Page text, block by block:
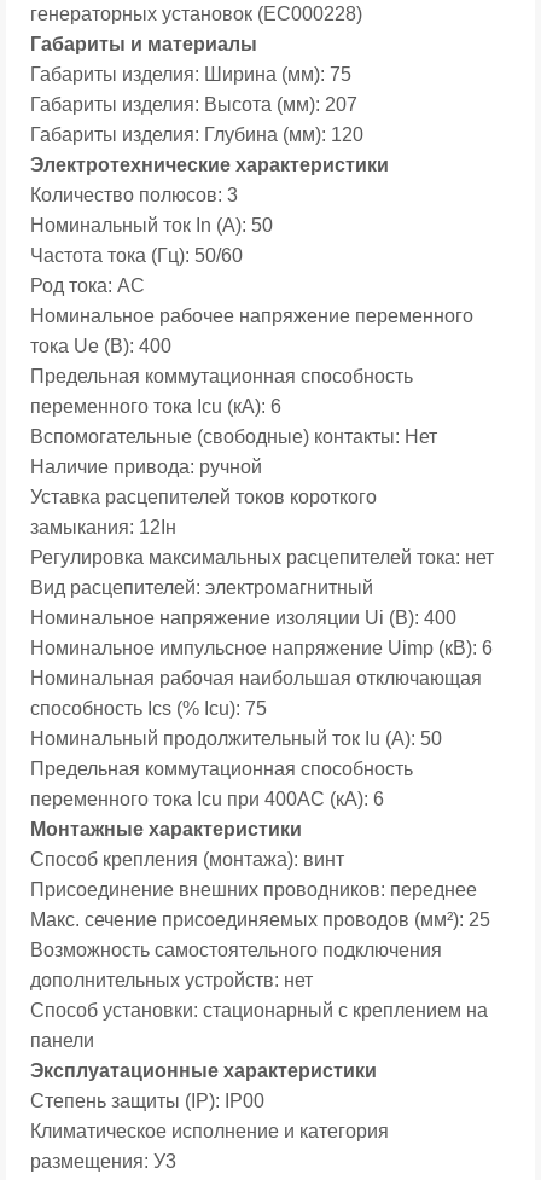
генераторных установок (EC000228)
Габариты и материалы
Габариты изделия: Ширина (мм): 75
Габариты изделия: Высота (мм): 207
Габариты изделия: Глубина (мм): 120
Электротехнические характеристики
Количество полюсов: 3
Номинальный ток In (А): 50
Частота тока (Гц): 50/60
Род тока: AC
Номинальное рабочее напряжение переменного
тока Ue (В): 400
Предельная коммутационная способность
переменного тока Icu (кА): 6
Вспомогательные (свободные) контакты: Нет
Наличие привода: ручной
Уставка расцепителей токов короткого
замыкания: 12Iн
Регулировка максимальных расцепителей тока: нет
Вид расцепителей: электромагнитный
Номинальное напряжение изоляции Ui (В): 400
Номинальное импульсное напряжение Uimp (кВ): 6
Номинальная рабочая наибольшая отключающая
способность Ics (% Icu): 75
Номинальный продолжительный ток Iu (А): 50
Предельная коммутационная способность
переменного тока Icu при 400АС (кА): 6
Монтажные характеристики
Способ крепления (монтажа): винт
Присоединение внешних проводников: переднее
Макс. сечение присоединяемых проводов (мм²): 25
Возможность самостоятельного подключения
дополнительных устройств: нет
Способ установки: стационарный с креплением на
панели
Эксплуатационные характеристики
Степень защиты (IP):
IP00
Климатическое исполнение и категория
размещения: У3